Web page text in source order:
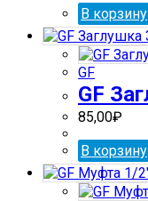
В корзину
GF
GF
85,00₽
В корзину